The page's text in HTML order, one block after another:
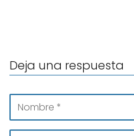
Deja una respuesta